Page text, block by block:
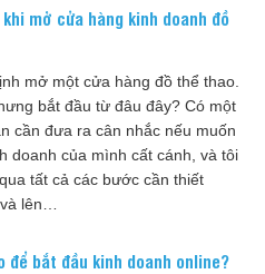
mở cửa hàng kinh doanh đồ
mở một cửa hàng đồ thể thao.
bắt đầu từ đâu đây? Có một
cần đưa ra cân nhắc nếu muốn
doanh của mình cất cánh, và tôi
tất cả các bước cần thiết
lên…
để bắt đầu kinh doanh online?